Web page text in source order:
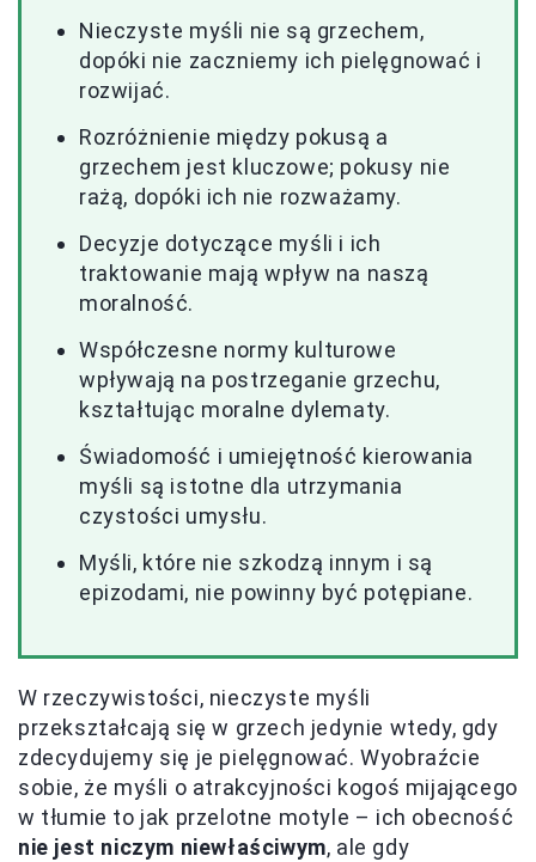
Nieczyste myśli nie są grzechem,
dopóki nie zaczniemy ich pielęgnować i
rozwijać.
Rozróżnienie między pokusą a
grzechem jest kluczowe; pokusy nie
rażą, dopóki ich nie rozważamy.
Decyzje dotyczące myśli i ich
traktowanie mają wpływ na naszą
moralność.
Współczesne normy kulturowe
wpływają na postrzeganie grzechu,
kształtując moralne dylematy.
Świadomość i umiejętność kierowania
myśli są istotne dla utrzymania
czystości umysłu.
Myśli, które nie szkodzą innym i są
epizodami, nie powinny być potępiane.
W rzeczywistości, nieczyste myśli
przekształcają się w grzech jedynie wtedy, gdy
zdecydujemy się je pielęgnować. Wyobraźcie
sobie, że myśli o atrakcyjności kogoś mijającego
w tłumie to jak przelotne motyle – ich obecność
nie jest niczym niewłaściwym, ale gdy